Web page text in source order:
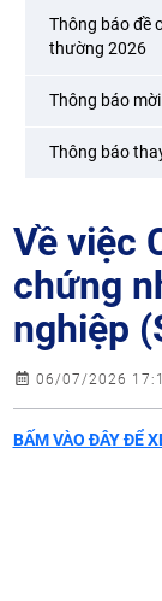
Thông báo đề
thường 2026
Thông báo
Thông báo
Về việc
chứng
nghiệp
06/07/2026
BẤM VÀO ĐÂY ĐỂ